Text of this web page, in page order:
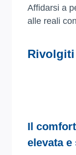
Affidarsi a
alle reali
Rivolgiti
Il
elevata e